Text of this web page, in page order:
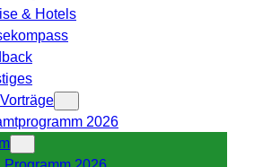
& Hotels
2026